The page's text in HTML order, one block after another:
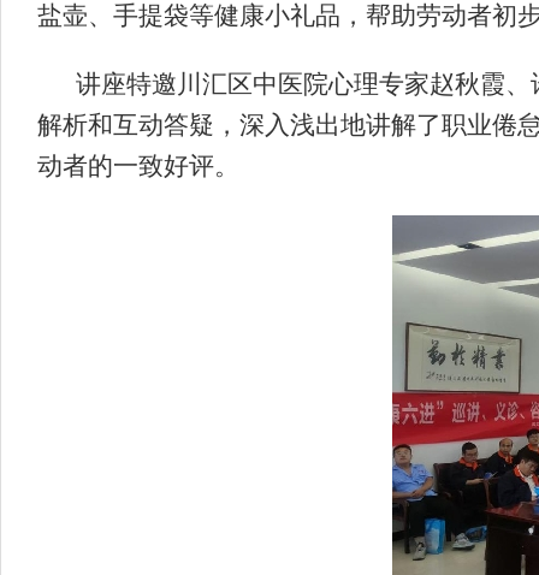
盐壶、手提袋等健康小礼品，帮助劳动者
讲座特邀川汇区中医院心理专家赵秋霞
解析和互动答疑，深入浅出地讲解了职业倦
动者的一致好评。